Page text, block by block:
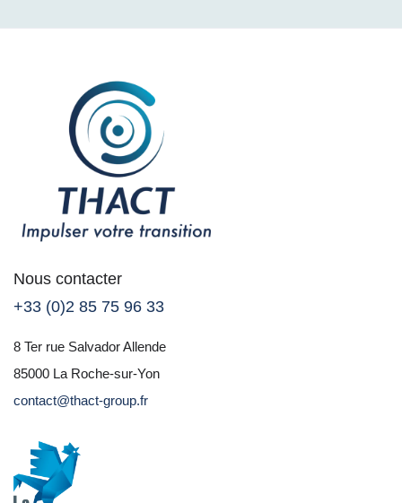
Nous contacter
+33 (0)2 85 75 96 33
8 Ter rue Salvador Allende
85000 La Roche-sur-Yon
contact@thact-group.fr